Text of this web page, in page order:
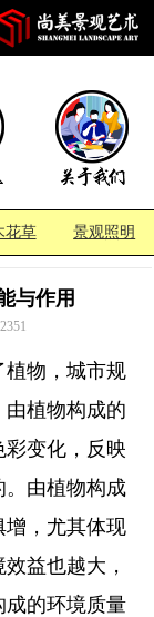
花草 景观照明
与作用
2351
植物，城市规
植物构成的
变化，反映
。由植物构成
增，尤其体现
益也越大，
成的环境质量